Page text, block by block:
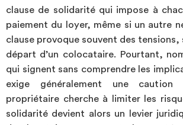
Investir
Blog
clause de solidarité qui impose à
paiement du loyer, même si un autre
clause provoque souvent des
départ d’un colocataire. Pourtant,
qui signent sans comprendre les
exige généralement une
propriétaire cherche à limiter les
solidarité devient alors un levier